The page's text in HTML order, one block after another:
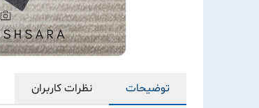
توضیحات نظرات کاربران